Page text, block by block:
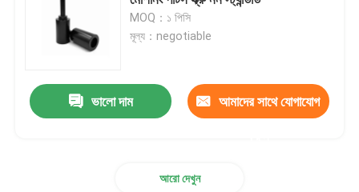
সিএনসি যান্ত্রিক যন্ত্রাংশ
সিএনসি অটোমেশন যন্ত্রাংশ
MOQ：১ পিসি
মূল্য：negotiable
ভালো দাম আমাদের সাথে যোগাযোগ
আরো দেখুন